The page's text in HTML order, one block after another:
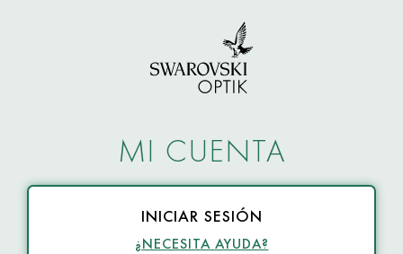
MI CUENTA
INICIAR SESIÓN
¿NECESITA AYUDA?